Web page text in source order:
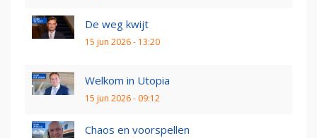
De weg kwijt
15 jun 2026 - 13:20
Welkom in Utopia
15 jun 2026 - 09:12
Chaos en voorspellen